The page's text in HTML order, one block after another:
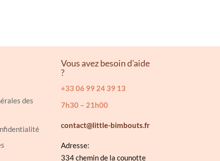
des
Vous avez besoin d’aide
?
+33 06 99 24 39 13
7h30 – 21h00
contact@little-bimbouts.fr
Adresse:
334 chemin de la counotte